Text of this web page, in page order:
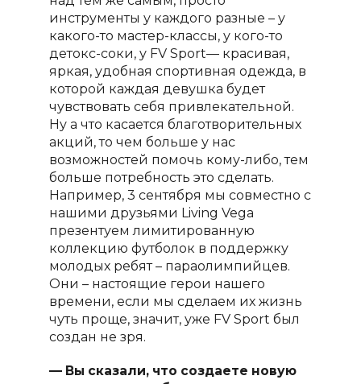
инструменты у каждого разные – у
какого-то мастер-классы, у кого-то
детокс-соки, у FV Sport— красивая,
яркая, удобная спортивная одежда, в
которой каждая девушка будет
чувствовать себя привлекательной.
Ну а что касается благотворительных
акций, то чем больше у нас
возможностей помочь кому-либо, тем
больше потребность это сделать.
Например, 3 сентября мы совместно с
нашими друзьями Living Vega
презентуем лимитированную
коллекцию футболок в поддержку
молодых ребят – параолимпийцев.
Они – настоящие герои нашего
времени, если мы сделаем их жизнь
чуть проще, значит, уже FV Sport был
создан не зря.
— Вы сказали, что создаете новую